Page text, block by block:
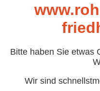
Bitte haben Sie etwas
Wir sind